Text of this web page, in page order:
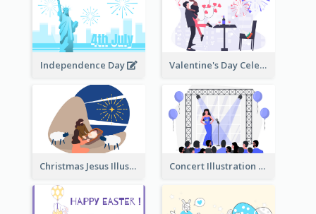
Independence Day Valentine's Day Celebration
Christmas Jesus Illustration Concert Illustration